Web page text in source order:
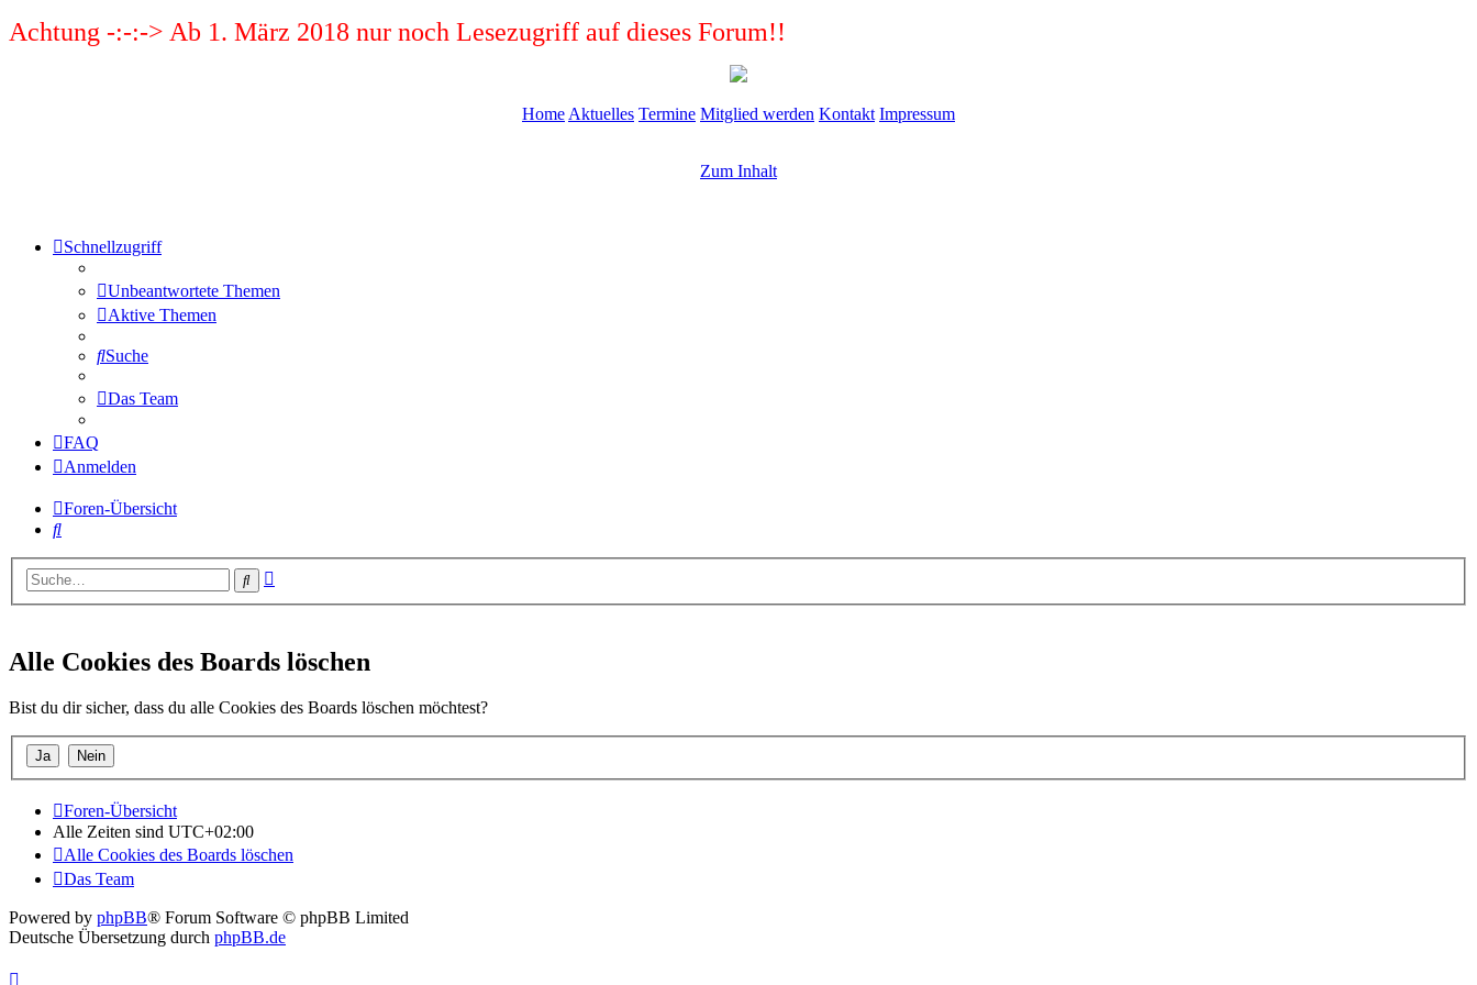
Achtung -:-:-> Ab 1. März 2018 nur noch Lesezugriff auf dieses Forum!!
Home Aktuelles Termine Mitglied werden Kontakt Impressum
Zum Inhalt
Schnellzugriff
Unbeantwortete Themen
Aktive Themen
Suche
Das Team
FAQ
Anmelden
Foren-Übersicht
Suche
Suche
Alle Cookies des Boards löschen
Bist du dir sicher, dass du alle Cookies des Boards löschen möchtest?
Foren-Übersicht
Alle Zeiten sind UTC+02:00
Alle Cookies des Boards löschen
Das Team
Powered by phpBB® Forum Software © phpBB Limited
Deutsche Übersetzung durch phpBB.de